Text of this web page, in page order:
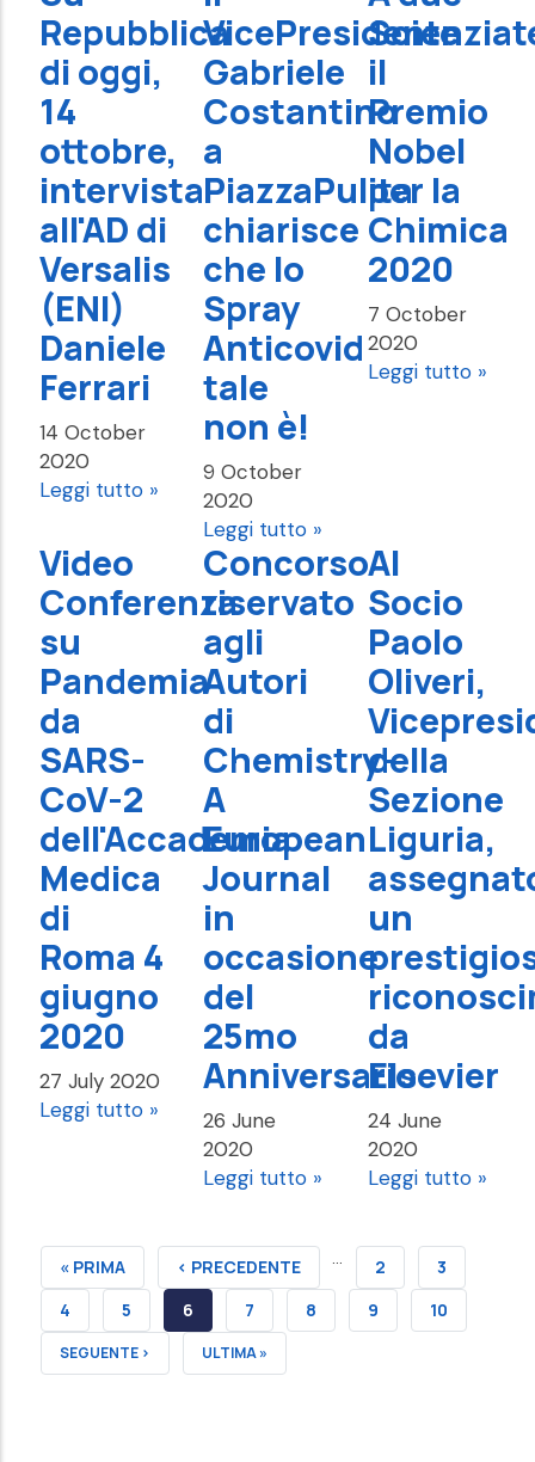
Repubblica
di oggi,
14
ottobre,
intervista
all'AD di
Versalis
(ENI)
Daniele
Ferrari
14 October
2020
Leggi tutto »
VicePresidente
Gabriele
Costantino
a
PiazzaPulita
chiarisce
che lo
Spray
Anticovid
tale
non è!
9 October
2020
Leggi tutto »
il
Premio
Nobel
per la
Chimica
2020
7 October
2020
Leggi tutto »
Video
Conferenza
su
Pandemia
da
SARS-
CoV-2
dell'Accademia
Medica
di
Roma 4
giugno
2020
27 July 2020
Leggi tutto »
Concorso
riservato
agli
Autori
di
Chemistry-
A
European
Journal
in
occasione
del
25mo
Anniversario
26 June
2020
Leggi tutto »
Al
Socio
Paolo
Oliveri,
della
Sezione
Liguria,
un
da
Elsevier
24 June
2020
Leggi tutto »
FIRST
PAGE
« PRIMA
PREVIOUS
PAGE
‹ PRECEDENTE … PAGE
2 PAGE
3
PAGE
4 PAGE
5
CURRENT
PAGE
6 PAGE
7 PAGE
8 PAGE
9 PAGE
10
NEXT
SEGUENTE ›
LAST
ULTIMA »